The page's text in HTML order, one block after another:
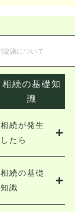
相続の基礎知
識
相続が発生
したら
相続の基礎
知識